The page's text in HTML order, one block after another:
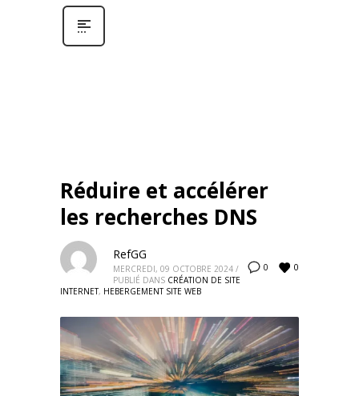
Réduire et accélérer
les recherches DNS
0 0
RefGG
MERCREDI, 09 OCTOBRE 2024 /
PUBLIÉ DANS CRÉATION DE SITE
INTERNET, HEBERGEMENT SITE WEB